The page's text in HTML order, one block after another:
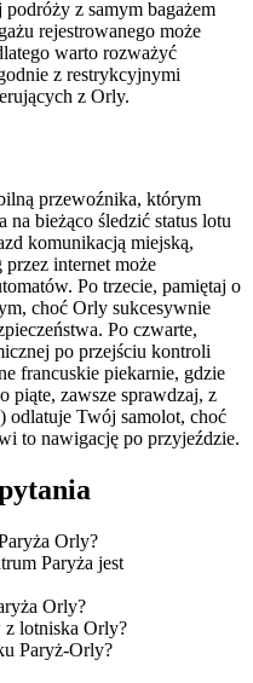
z samym bagażem
rejestrowanego może
warto rozważyć
z restrykcyjnymi
z Orly.
przewoźnika, którym
na bieżąco śledzić status lotu
komunikacją miejską,
internet może
Po trzecie, pamiętaj o
choć Orly sukcesywnie
Po czwarte,
po przejściu kontroli
francuskie piekarnie, gdzie
piąte, zawsze sprawdzaj, z
odlatuje Twój samolot, choć
to nawigację po przyjeździe.
Orly?
Paryża jest
Orly?
z lotniska Orly?
Paryż-Orly?